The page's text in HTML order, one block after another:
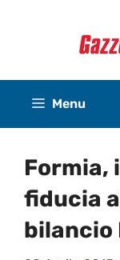
Menu
Formia,
fiducia
bilancio